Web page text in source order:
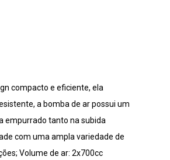
compacto e eficiente, ela
a bomba de ar possui um
empurrado tanto na subida
com uma ampla variedade de
Volume de ar: 2x700cc